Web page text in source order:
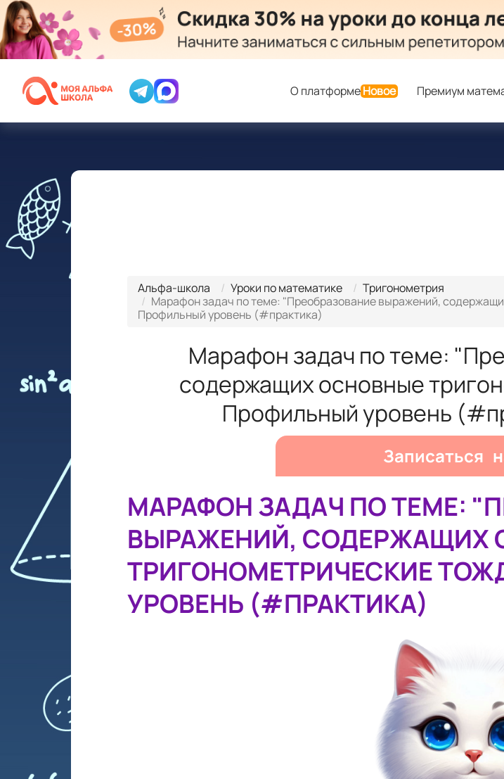
О платформеНовое Премиум
Альфа-школа Уроки по математике
Тригонометрия
Марафон задач по теме: "Преобразование выражений,
Профильный уровень (#практика)
Марафон задач по теме:
содержащих основные
Профильный уровень
Записаться
МАРАФОН ЗАДАЧ ПО ТЕМЕ:
ВЫРАЖЕНИЙ, СОДЕРЖАЩИХ
ТРИГОНОМЕТРИЧЕСКИЕ
УРОВЕНЬ (#ПРАКТИКА)